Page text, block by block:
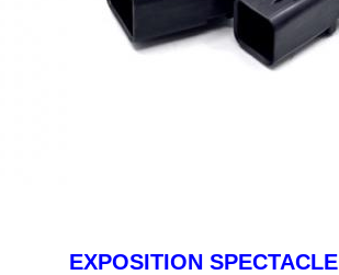
EXPOSITION SPECTACLE